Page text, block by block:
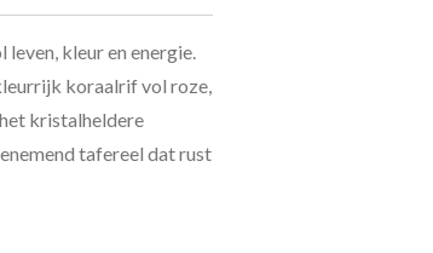
kleur en energie.
koraalrif vol roze,
kristalheldere
tafereel dat rust